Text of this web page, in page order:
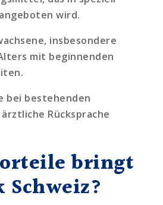
wird.
insbesondere
mit beginnenden
bei bestehenden
Rücksprache
bringt